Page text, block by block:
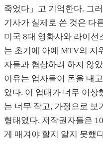
죽었다」고 기억한다. 그
기사가 실제로 쓴 것은 다
미국 8대 영화사와 라이선
는 초기에 아예 MTV의 지
자들과 협상하려 하지 않
이유는 업자들이 돈을 내
았다. 이 업태가 너무 이상
는 너무 작고, 가정으로 보
형태였다. 저작권자들은
게 매겨야 할지 알지 못했